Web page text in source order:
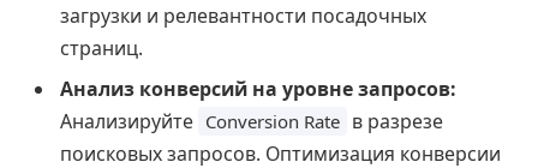
загрузки и релевантности посадочных
страниц.
Анализ конверсий на уровне запросов:
Анализируйте Conversion Rate в разрезе
поисковых запросов. Оптимизация конверсии